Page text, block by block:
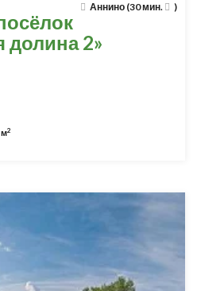
Аннино (30 мин. )
долина 2»
м2